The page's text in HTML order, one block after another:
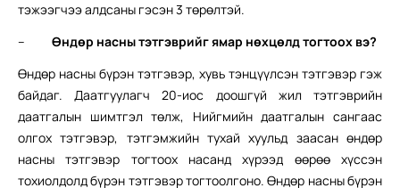
тэжээгчээ алдсаны гэсэн 3 төрөлтэй.
– Өндөр насны тэтгэврийг ямар нөхцөлд тогтоох вэ?
Өндөр насны бүрэн тэтгэвэр, хувь тэнцүүлсэн тэтгэвэр гэж
байдаг. Даатгуулагч 20-иос доошгүй жил тэтгэврийн
даатгалын шимтгэл төлж, Нийгмийн даатгалын сангаас
олгох тэтгэвэр, тэтгэмжийн тухай хуульд заасан өндөр
насны тэтгэвэр тогтоох насанд хүрээд өөрөө хүссэн
тохиолдолд бүрэн тэтгэвэр тогтоолгоно. Өндөр насны бүрэн